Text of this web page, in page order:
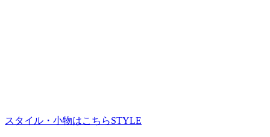
スタイル・小物はこちらSTYLE